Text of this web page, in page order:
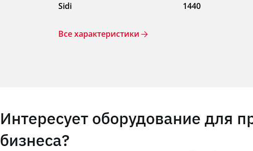
Sidi
1440
Все характеристики
Интересует оборудование для
бизнеса?